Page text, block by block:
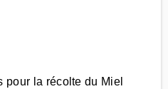
pour la récolte du Miel